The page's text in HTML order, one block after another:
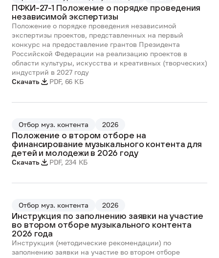
ПФКИ-27-1 Положение о порядке проведения
независимой экспертизы
Положение о порядке проведения независимой
экспертизы проектов, представленных на первый
конкурс на предоставление грантов Президента
Российской Федерации на реализацию проектов в
области культуры, искусства и креативных (творческих)
индустрий в 2027 году
Скачать
PDF, 66 КБ
Отбор муз. контента 2026
Положение о втором отборе на
финансирование музыкального контента для
детей и молодежи в 2026 году
Скачать PDF, 234 КБ
Отбор муз. контента 2026
Инструкция по заполнению заявки на участие
во втором отборе музыкального контента
2026 года
Инструкция (методические рекомендации) по
заполнению заявки на участие во втором отборе